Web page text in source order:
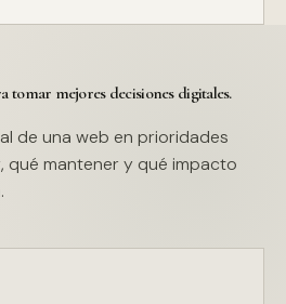
tomar mejores decisiones digitales.
de una web en prioridades
qué mantener y qué impacto